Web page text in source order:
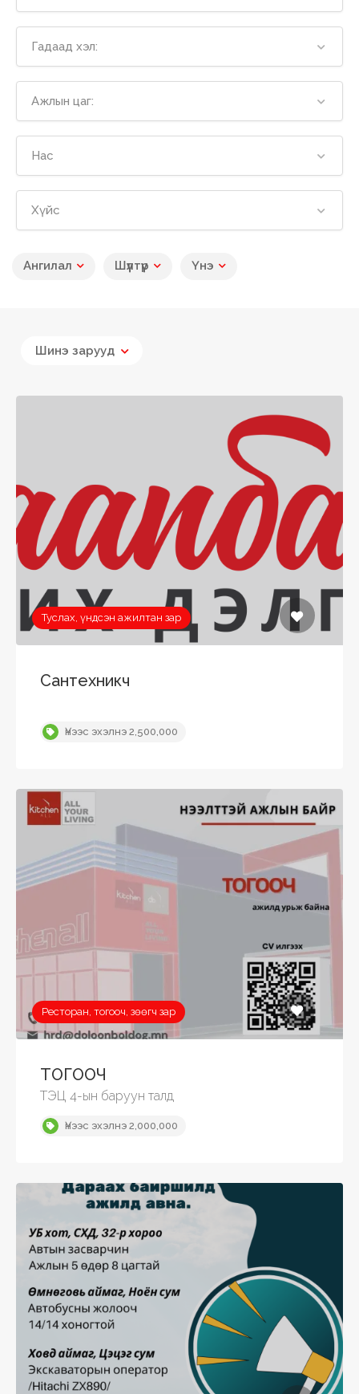
Гадаад хэл:
Ажлын цаг:
Нас
Хүйс
Ангилал Шүүлтүүр Үнэ
Шинэ зарууд
Туслах, үндсэн ажилтан зар
Сантехникч
Үнээс эхэлнэ 2,500,000
Ресторан, тогооч, зөөгч зар
ТОГООЧ
ТЭЦ 4-ын баруун талд
Үнээс эхэлнэ 2,000,000